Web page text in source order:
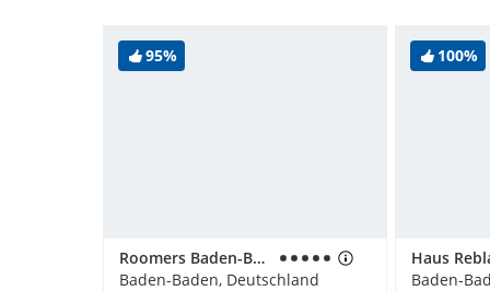
95%
Roomers Baden-Baden
Baden-Baden, Deutschland
100%
Baden-